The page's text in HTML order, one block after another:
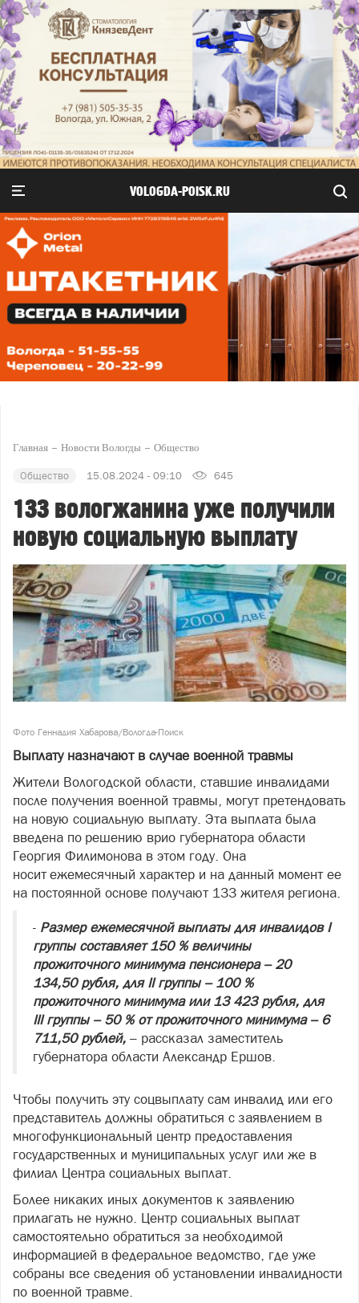
VOLOGDA-POISK.RU
Главная Новости Вологды Общество
Общество 15.08.2024 - 09:10 645
133 вологжанина уже получили
новую социальную выплату
Фото Геннадия Хабарова/Вологда-Поиск
Выплату назначают в случае военной травмы
Жители Вологодской области, ставшие инвалидами
после получения военной травмы, могут претендовать
на новую социальную выплату. Эта выплата была
введена по решению врио губернатора области
Георгия Филимонова в этом году. Она
носит ежемесячный характер и на данный момент ее
на постоянной основе получают 133 жителя региона.
- Размер ежемесячной выплаты для инвалидов I
группы составляет 150 % величины
прожиточного минимума пенсионера – 20
134,50 рубля, для II группы – 100 %
прожиточного минимума или 13 423 рубля, для
III группы – 50 % от прожиточного минимума – 6
711,50 рублей, – рассказал заместитель
губернатора области Александр Ершов.
Чтобы получить эту соцвыплату сам инвалид или его
представитель должны обратиться с заявлением в
многофункциональный центр предоставления
государственных и муниципальных услуг или же в
филиал Центра социальных выплат.
Более никаких иных документов к заявлению
прилагать не нужно. Центр социальных выплат
самостоятельно обратиться за необходимой
информацией в федеральное ведомство, где уже
собраны все сведения об установлении инвалидности
по военной травме.